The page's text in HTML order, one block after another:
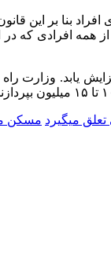
همه افرادی که
میگیرد مسکن